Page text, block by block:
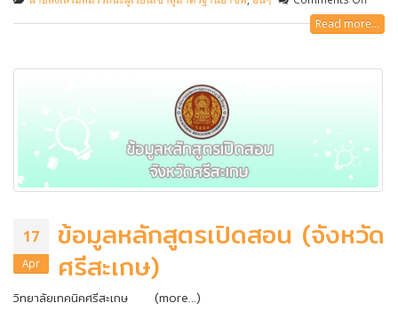
Read more...
17
Apr
ข้อมูลหลักสูตรเปิดสอน (จังหวัด
ศรีสะเกษ)
วิทยาลัยเทคนิคศรีสะเกษ (more…)